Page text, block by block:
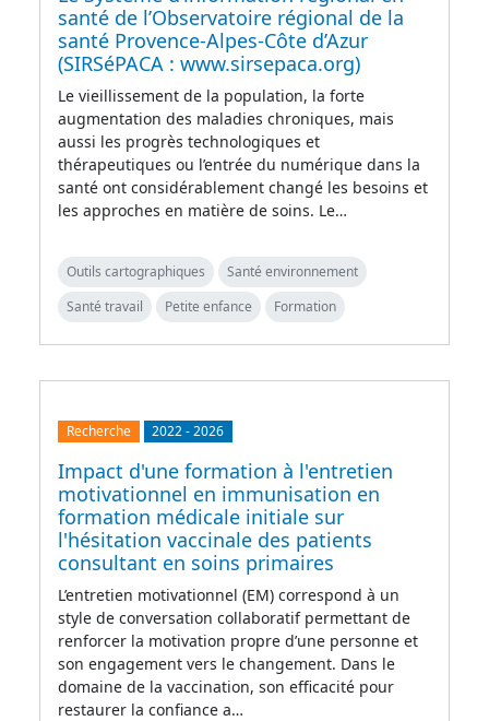
santé de l’Observatoire régional de la
santé Provence-Alpes-Côte d’Azur
(SIRSéPACA : www.sirsepaca.org)
Le vieillissement de la population, la forte
augmentation des maladies chroniques, mais
aussi les progrès technologiques et
thérapeutiques ou l’entrée du numérique dans la
santé ont considérablement changé les besoins et
les approches en matière de soins. Le…
Outils cartographiques
Santé environnement
Santé travail
Petite enfance Formation
Recherche 2022-2026
Impact d'une formation à l'entretien
motivationnel en immunisation en
formation médicale initiale sur
l'hésitation vaccinale des patients
consultant en soins primaires
L’entretien motivationnel (EM) correspond à un
style de conversation collaboratif permettant de
renforcer la motivation propre d’une personne et
son engagement vers le changement. Dans le
domaine de la vaccination, son efficacité pour
restaurer la confiance a…